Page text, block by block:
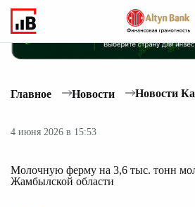
Главное Новости Новости
4 июня 2026 в 15:53
Молочную ферму на 3,6 тыс. тонн
Жамбылской области